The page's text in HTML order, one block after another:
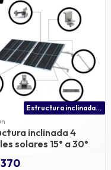
Estructura inclinada paneles solares ajustable de 15° a 30°
inclinada 4
solares 15° a 30°